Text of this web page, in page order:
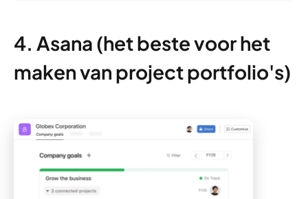
4. Asana (het beste voor het
maken van project portfolio's)